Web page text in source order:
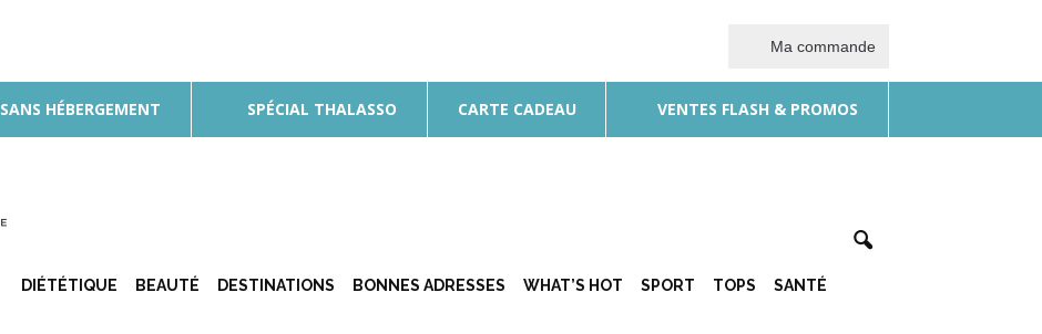
Ma commande
SANS HÉBERGEMENT SPÉCIAL THALASSO CARTE CADEAU VENTES FLASH & PROMOS
Bulle
DIÉTÉTIQUE BEAUTÉ DESTINATIONS BONNES ADRESSES WHAT’S HOT SPORT TOPS SANTÉ